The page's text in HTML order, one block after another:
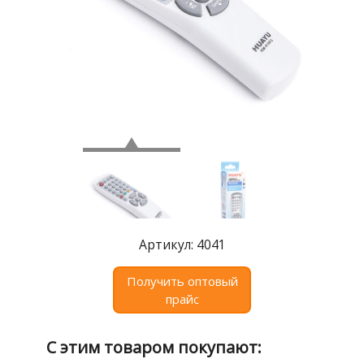
news@signalelectronics.ru
Артикул: 4041
Получить оптовый
прайс
С этим товаром покупают: